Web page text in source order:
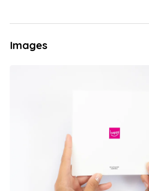
Images